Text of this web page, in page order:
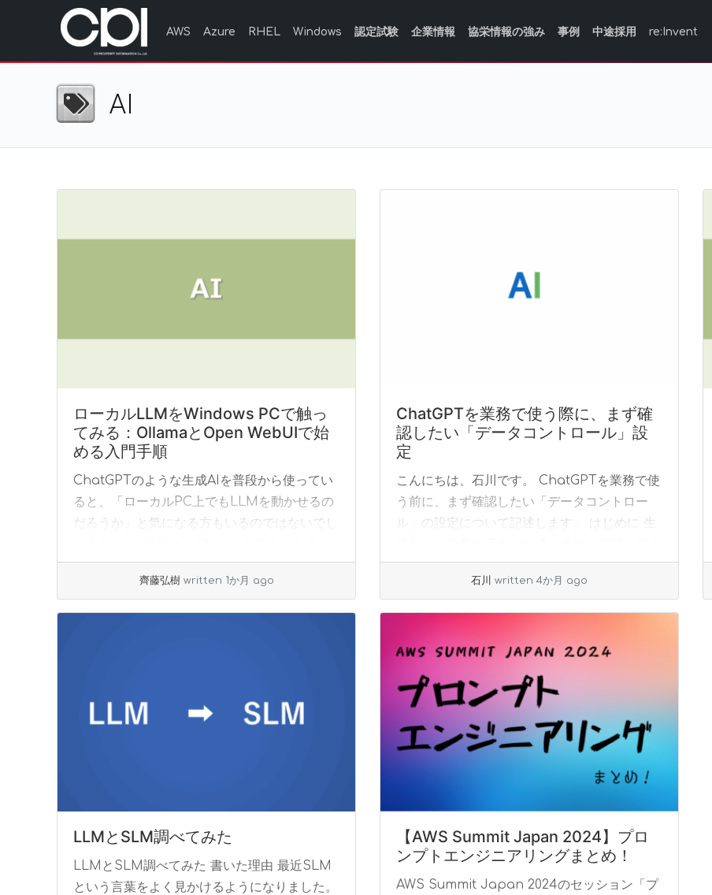
AWS Azure RHEL Windows 認定試験 企業情報 協栄情報の強み 事例 中途採用 re:Invent
AI
ローカルLLMをWindows PCで触っ
てみる：OllamaとOpen WebUIで始
める入門手順
ChatGPTのような生成AIを普段から使ってい
ると、「ローカルPC上でもLLMを動かせるの
だろうか」と気になる方もいるのではないでし
ローカルPC上に大規模言語モデルをダウ... »
read more齊藤弘樹 written 1か月 ago
ChatGPTを業務で使う際に、まず確
認したい「データコントロール」設
定
こんにちは、石川です。 ChatGPTを業務で使
う前に、まず確認したい「データコントロー
ル」の設定について記述します。 はじめに 生
デア出しなど、日々の業務を効率化するうえで
read more
石川 written 4か月 ago
LLMとSLM調べてみた
LLMとSLM調べてみた 書いた理由 最近SLM
という言葉をよく見かけるようになりました。
【AWS Summit Japan 2024】プロ
ンプトエンジニアリングまとめ！
AWS Summit Japan 2024のセッション「プ